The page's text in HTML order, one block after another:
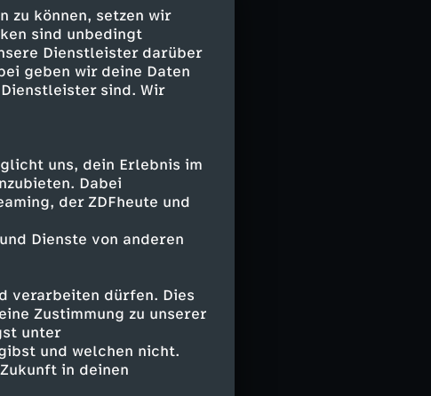
zu können, setzen wir
sind unbedingt
Dienstleister darüber
geben wir deine Daten
sind. Wir
uns, dein Erlebnis im
Dabei
der ZDFheute und
Dienste von anderen
verarbeiten dürfen. Dies
Zustimmung zu unserer
unter
und welchen nicht.
in deinen
zu. Sie hat
ein weißes
bleibt das weiße
Wohnung